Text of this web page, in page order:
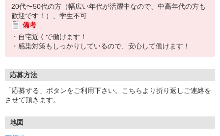
20代〜50代の方（幅広い年代が活躍中なので、中高年代の方も
歓迎です！）、学生不可
備考
・自宅近くで働けます！
・感染対策もしっかりしているので、安心して働けます！
応募方法
「応募する」ボタンをご利用下さい。こちらより折り返しご連絡を
させて頂きます。
地図